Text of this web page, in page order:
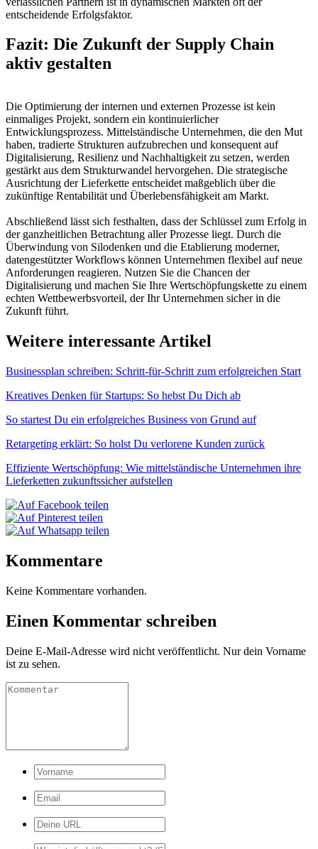
entscheidende Erfolgsfaktor.
Fazit: Die Zukunft der Supply Chain
aktiv gestalten
Die Optimierung der internen und externen Prozesse ist kein
einmaliges Projekt, sondern ein kontinuierlicher
Entwicklungsprozess. Mittelständische Unternehmen, die den Mut
haben, tradierte Strukturen aufzubrechen und konsequent auf
Digitalisierung, Resilienz und Nachhaltigkeit zu setzen, werden
gestärkt aus dem Strukturwandel hervorgehen. Die strategische
Ausrichtung der Lieferkette entscheidet maßgeblich über die
zukünftige Rentabilität und Überlebensfähigkeit am Markt.
Abschließend lässt sich festhalten, dass der Schlüssel zum Erfolg in
der ganzheitlichen Betrachtung aller Prozesse liegt. Durch die
Überwindung von Silodenken und die Etablierung moderner,
datengestützter Workflows können Unternehmen flexibel auf neue
Anforderungen reagieren. Nutzen Sie die Chancen der
Digitalisierung und machen Sie Ihre Wertschöpfungskette zu einem
echten Wettbewerbsvorteil, der Ihr Unternehmen sicher in die
Zukunft führt.
Weitere interessante Artikel
Businessplan schreiben: Schritt-für-Schritt zum erfolgreichen Start
Kreatives Denken für Startups: So hebst Du Dich ab
So startest Du ein erfolgreiches Business von Grund auf
Retargeting erklärt: So holst Du verlorene Kunden zurück
Effiziente Wertschöpfung: Wie mittelständische Unternehmen ihre
Lieferketten zukunftssicher aufstellen
Kommentare
Keine Kommentare vorhanden.
Einen Kommentar schreiben
Deine E-Mail-Adresse wird nicht veröffentlicht. Nur dein Vorname
ist zu sehen.